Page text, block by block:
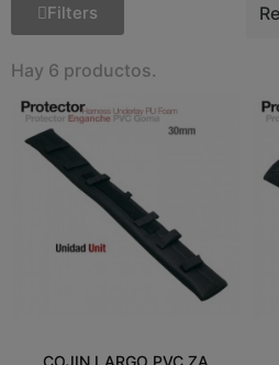
Filters
Hay 6 productos.
COJIN LARGO PVC ZA